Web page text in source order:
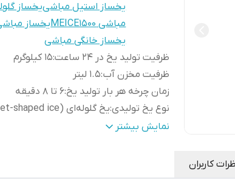
یخساز استیل مباشییخساز
مباشی MEICE1500
یخساز
یخساز خانگی مباشی
ظرفیت تولید یخ در ۲۴ ساعت
:۱۵ کیلوگرم
ظرفیت مخزن آب:۱.۵ لیتر
زمان چرخه هر بار تولید یخ:۶ تا ۸ دقیقه
نوع یخ تولیدی:یخ گلوله‌ای (Bullet-shaped ice)
اندازه یخ:دو اندازه متفاوت (کوچک و بزرگ)
تعداد یخ در هر چرخه:۹ عدد یخ
نمایش بیشتر
کاربران